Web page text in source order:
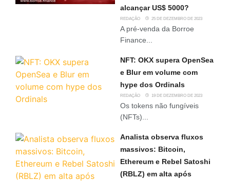
alcançar US$ 5000?
REDAÇÃO 25 DE DEZEMBRO DE 2023
A pré-venda da Borroe
Finance...
NFT: OKX supera OpenSea
e Blur em volume com
hype dos Ordinals
REDAÇÃO 19 DE DEZEMBRO DE 2023
Os tokens não fungíveis
(NFTs)...
Analista observa fluxos
massivos: Bitcoin,
Ethereum e Rebel Satoshi
(RBLZ) em alta após